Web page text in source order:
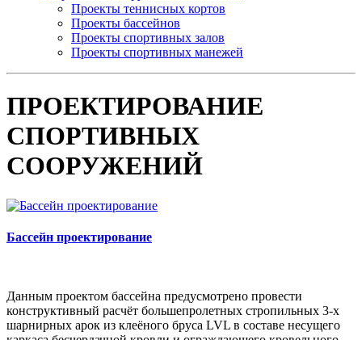
Проекты теннисных кортов
Проекты бассейнов
Проекты спортивных залов
Проекты спортивных манежей
ПРОЕКТИРОВАНИЕ
СПОРТИВНЫХ
СООРУЖЕНИЙ
Бассейн проектирование
Данным проектом бассейна предусмотрено провести
конструктивный расчёт большепролетных стропильных 3-х
шарнирных арок из клеёного бруса LVL в составе несущего